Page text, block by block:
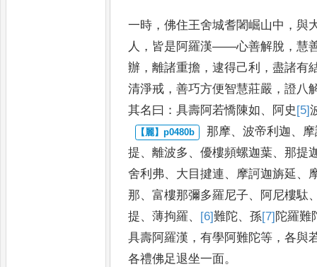
一時 ，佛住王舍城耆闍崛山中 ，與
人 ， 皆是阿羅漢——心善解脫 ，慧
辦 ，離諸重擔 ，逮得己利 ，盡諸有
清淨戒 ，善巧方便智慧莊嚴 ，證八
其名 曰 ：具壽阿若憍陳如、 阿史 [5]
那摩、波帝利迦、
提、離波多 、優樓頻螺迦葉、那提
舍利弗、 大目揵連、 摩訶迦旃延 、
那、富樓那彌多羅尼子、 阿尼樓駄
提、薄拘羅、 [6]難陀、孫[7] 陀羅難
具壽阿羅漢 ，有學阿難陀等 ，各與
各禮佛足退坐一面。